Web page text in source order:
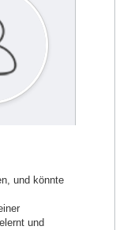
und könnte
und